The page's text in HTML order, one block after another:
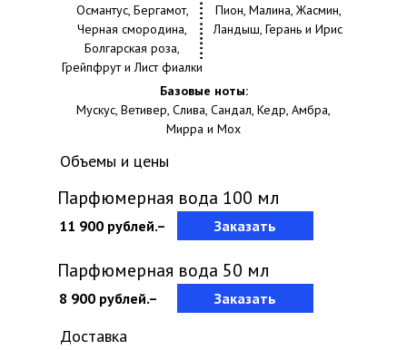
Османтус, Бергамот,
Черная смородина,
Болгарская роза,
Грейпфрут и Лист фиалки
Пион, Малина, Жасмин,
Ландыш, Герань и Ирис
Базовые ноты:
Мускус, Ветивер, Слива, Сандал, Кедр, Амбра,
Мирра и Мох
Объемы и цены
Парфюмерная вода 100 мл
11 900 рублей.– Заказать
Парфюмерная вода 50 мл
8 900 рублей.– Заказать
Доставка